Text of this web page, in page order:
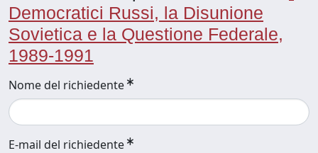
Democratici Russi, la Disunione
Sovietica e la Questione Federale,
1989-1991
Nome del richiedente
E-mail del richiedente